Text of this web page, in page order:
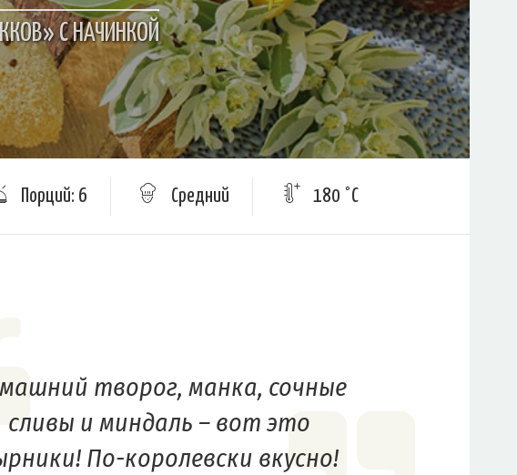
С НАЧИНКОЙ
Порций: 6 Средний 180 °C
творог, манка, сочные
сливы и миндаль – вот это
По-королевски вкусно!